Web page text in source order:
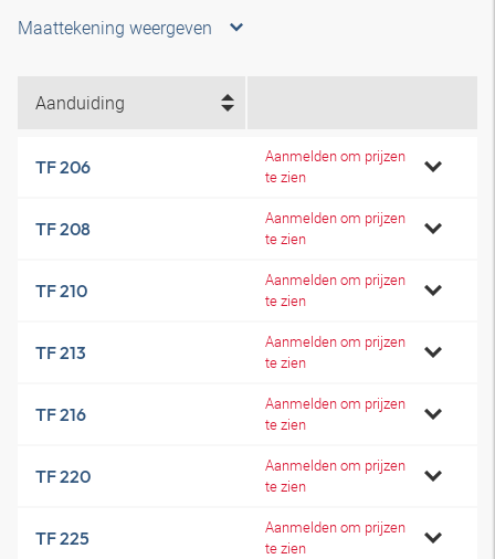
Maattekening weergeven
Aanduiding
TF 206
Aanmelden om prijzen
te zien
TF 208
Aanmelden om prijzen
te zien
TF 210
Aanmelden om prijzen
te zien
TF 213
Aanmelden om prijzen
te zien
TF 216
Aanmelden om prijzen
te zien
TF 220
Aanmelden om prijzen
te zien
TF 225
Aanmelden om prijzen
te zien